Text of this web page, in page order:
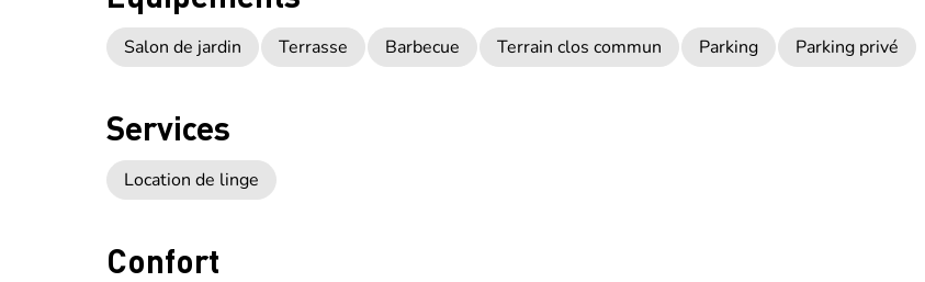
Salon de jardin Terrasse Barbecue Terrain clos commun Parking Parking privé
Services
Location de linge
Confort